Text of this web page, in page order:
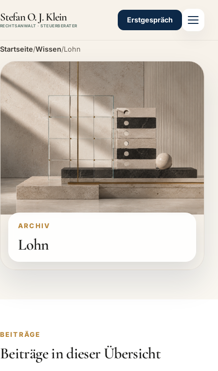
Stefan O. J. Klein
RECHTSANWALT · STEUERBERATER
Erstgespräch
Startseite/Wissen/Lohn
ARCHIV
Lohn
BEITRÄGE
Beiträge in dieser Übersicht